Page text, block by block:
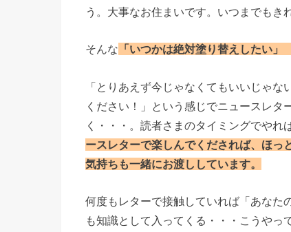
う。大事なお住まいです。いつまでもき
そんな 「いつかは絶対塗り替えしたい
「とりあえず今じゃなくてもいいじゃ
ください！」という感じでニュースレ
く・・・。読者さまのタイミングでやれ
ースレターで楽しんでくだされば、ほっ
気持ちも一緒にお渡ししています。
何度もレターで接触していれば「あなた
も知識として入ってくる・・・こうや